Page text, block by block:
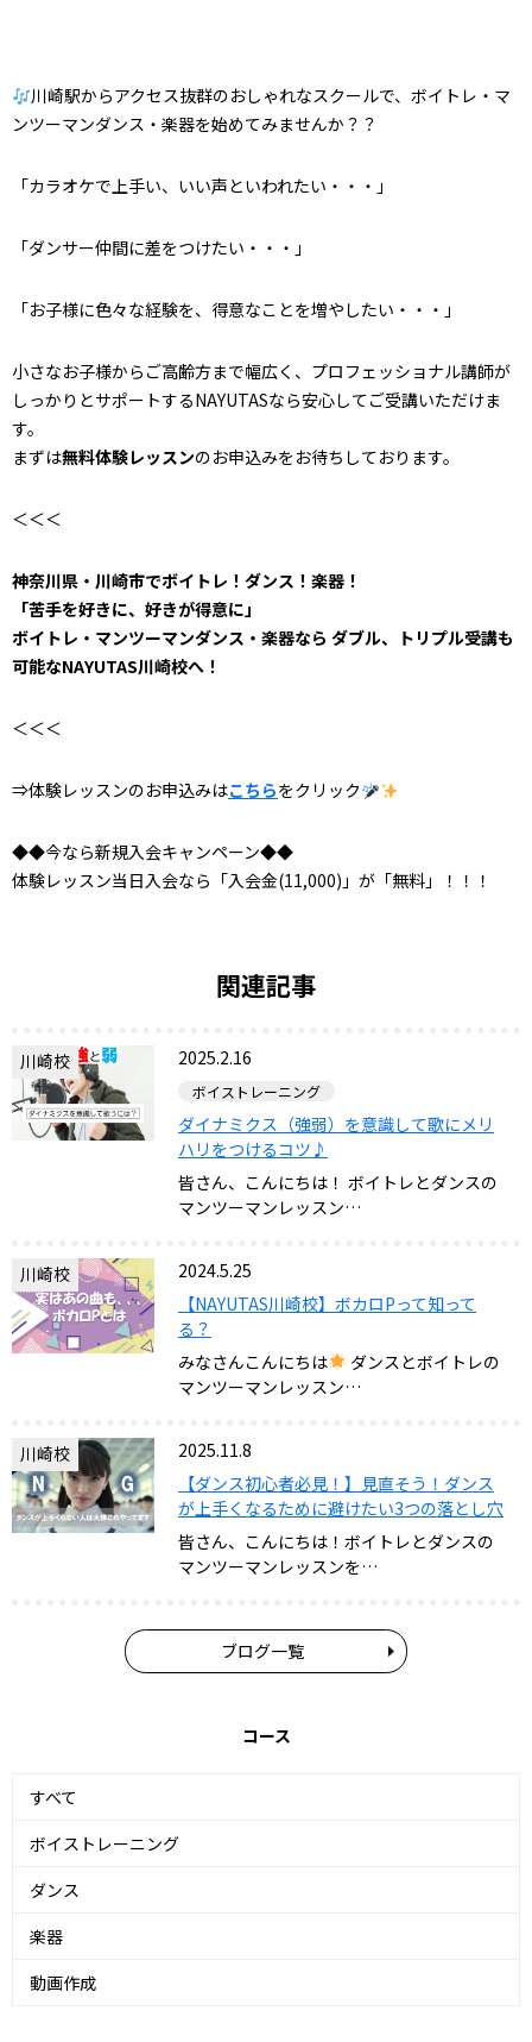
川崎駅からアクセス抜群のおしゃれなスクールで、 ボイトレ・マ
ンツーマンダンス・楽器を始めてみませんか？？
「カラオケで上手い、いい声といわれたい・・・」
「ダンサー仲間に差をつけたい・・・」
「お子様に色々な経験を、得意なことを増やしたい・・・」
小さなお子様からご高齢方まで幅広く、プロフェッショナル講師が
しっかりとサポートするNAYUTASなら安心してご受講いただけま
す。
まずは無料体験レッスンのお申込みをお待ちしております。
＜＜＜
神奈川県・川崎市でボイトレ！ダンス！楽器！
「苦手を好きに、好きが得意に」
ボイトレ・マンツーマンダンス・楽器なら ダブル、トリプル受講も
可能なNAYUTAS川崎校へ！
＜＜＜
⇒体験レッスンのお申込みはこちらをクリック
◆◆今なら新規入会キャンペーン◆◆
体験レッスン当日入会なら「入会金(11,000)」が「無料」！！！
関連記事
川崎校 2025.2.16
ボイストレーニング
ダイナミクス（強弱）を意識して歌にメリ
ハリをつけるコツ♪
皆さん、こんにちは！ ボイトレとダンスの
マンツーマンレッスン…
川崎校
2024.5.25
【NAYUTAS川崎校】ボカロPって知って
る？
みなさんこんにちは
ダンスとボイトレの
マンツーマンレッスン…
川崎校
2025.11.8
【ダンス初心者必見！】見直そう！ダンス
が上手くなるために避けたい3つの落とし穴
皆さん、こんにちは！ボイトレとダンスの
マンツーマンレッスンを…
ブログ一覧
コース
すべて
ボイストレーニング
ダンス
楽器
動画作成